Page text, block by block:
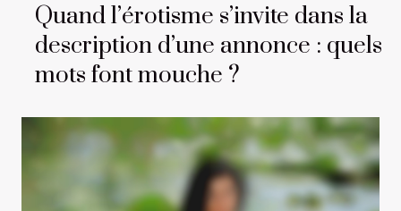
Quand l’érotisme s’invite dans la
description d’une annonce : quels
mots font mouche ?